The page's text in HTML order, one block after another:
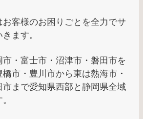
お客様のお困りごとを全力でサ
ます。
・富士市・沼津市・磐田市を
市・豊川市から東は熱海市・
市まで愛知県西部と静岡県全域